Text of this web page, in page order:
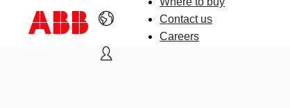
Contact us
Careers